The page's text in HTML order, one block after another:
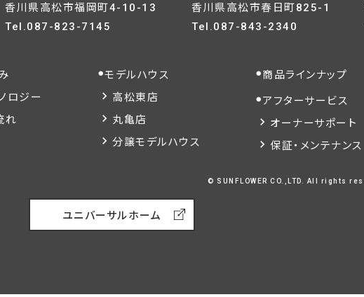
香川県高松市福岡町4-10-13
Tel.087-823-7145
香川県高松市春日町825-1
Tel.087-843-2340
ロジー
れ
モデルハウス
高松東店
丸亀店
分譲モデルハウス
商品ラインナップ
アフターサービス
オーナーサポート
保証・メンテナンス
© SUNFLOWER CO.,LTD. All rights
ユニバーサルホーム